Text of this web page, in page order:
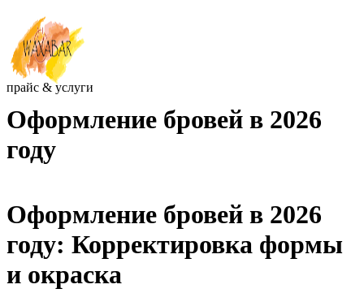
прайс & услуги
Оформление бровей в 2026
году
Оформление бровей в 2026
году: Корректировка формы
и окраска